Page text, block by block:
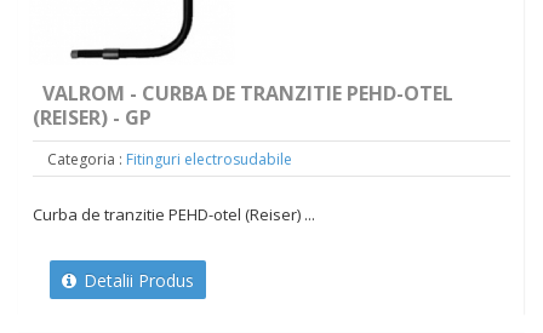
VALROM - CURBA DE TRANZITIE PEHD-OTEL
(REISER) - GP
Categoria : Fitinguri electrosudabile
Curba de tranzitie PEHD-otel (Reiser) ...
Detalii Produs